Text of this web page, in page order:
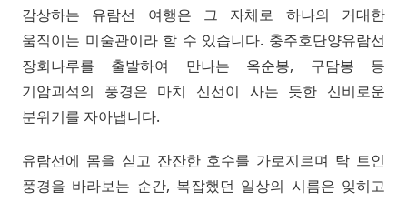
감상하는 유람선 여행은 그 자체로 하나의 거대한
움직이는 미술관이라 할 수 있습니다. 충주호단양유람선
장회나루를 출발하여 만나는 옥순봉, 구담봉 등
기암괴석의 풍경은 마치 신선이 사는 듯한 신비로운
분위기를 자아냅니다.
유람선에 몸을 싣고 잔잔한 호수를 가로지르며 탁 트인
풍경을 바라보는 순간, 복잡했던 일상의 시름은 잊히고